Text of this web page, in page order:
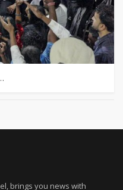
brings you news with